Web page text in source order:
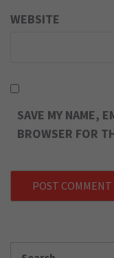
WEBSITE
SAVE MY NAME,
BROWSER FOR